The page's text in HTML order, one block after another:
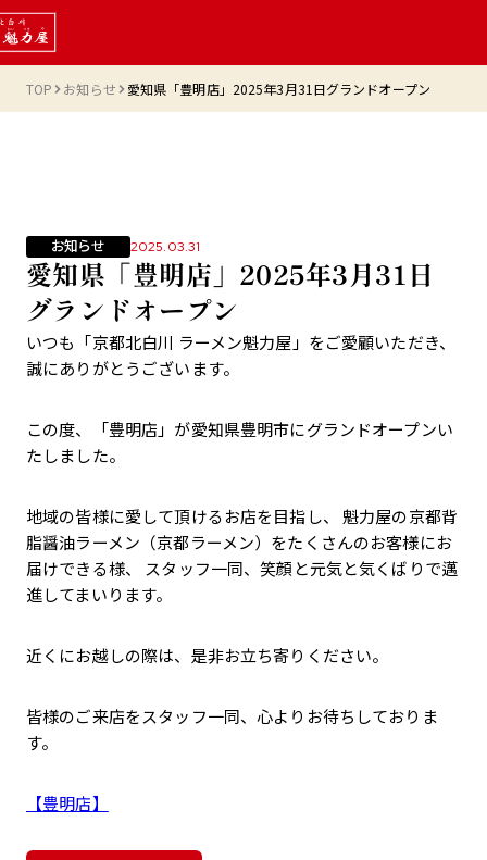
TOP お知らせ 愛知県「豊明店」2025年3月31日グランドオープン
お知らせ 2025.03.31
愛知県「豊明店」2025年3月31日
グランドオープン
いつも「京都北白川 ラーメン魁力屋」をご愛顧いただき、
誠にありがとうございます。
この度、「豊明店」が愛知県豊明市にグランドオープンい
たしました。
地域の皆様に愛して頂けるお店を目指し、 魁力屋の京都背
脂醤油ラーメン（京都ラーメン）をたくさんのお客様にお
届けできる様、 スタッフ一同、笑顔と元気と気くばりで邁
進してまいります。
近くにお越しの際は、是非お立ち寄りください。
皆様のご来店をスタッフ一同、心よりお待ちしておりま
す。
【豊明店】